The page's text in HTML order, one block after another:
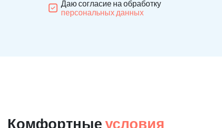
Даю согласие на обработку
персональных данных
Комфортные условия